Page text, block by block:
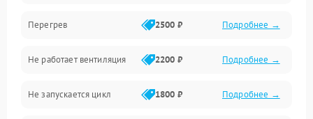
Датчики
Безопасность
Перегрев 2500 ₽ Подробнее →
Не работает вентиляция 2200 ₽ Подробнее →
Не запускается цикл 1800 ₽ Подробнее →